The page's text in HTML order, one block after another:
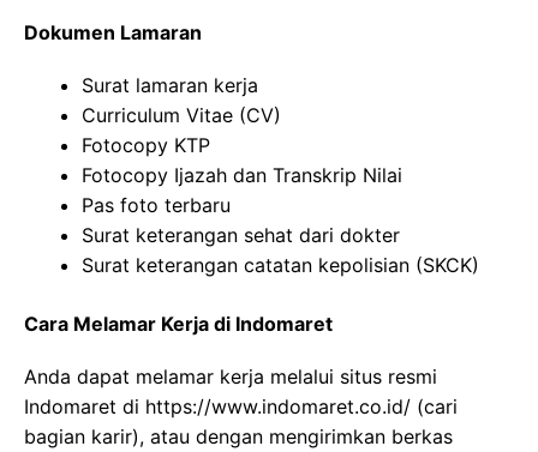
Dokumen Lamaran
Surat lamaran kerja
Curriculum Vitae (CV)
Fotocopy KTP
Fotocopy Ijazah dan Transkrip Nilai
Pas foto terbaru
Surat keterangan sehat dari dokter
Surat keterangan catatan kepolisian (SKCK)
Cara Melamar Kerja di Indomaret
Anda dapat melamar kerja melalui situs resmi
Indomaret di https://www.indomaret.co.id/ (cari
bagian karir), atau dengan mengirimkan berkas